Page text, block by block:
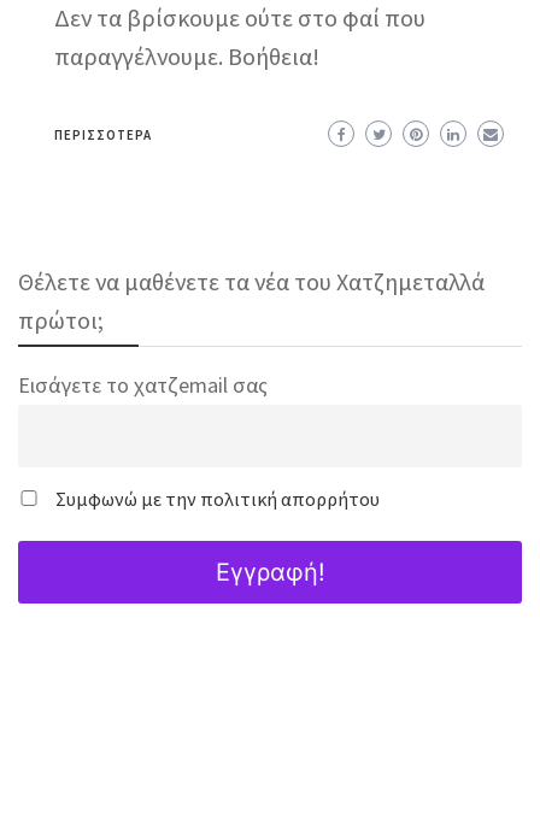
Δεν τα βρίσκουμε ούτε στο φαί που
παραγγέλνουμε. Βοήθεια!
ΠΕΡΙΣΣΌΤΕΡΑ
Θέλετε να μαθένετε τα νέα του Χατζημεταλλά
πρώτοι;
Εισάγετε το χατζemail σας
Συμφωνώ με την πολιτική απορρήτου